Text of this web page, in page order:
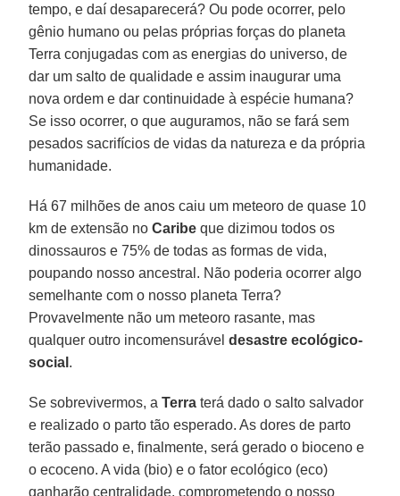
tempo, e daí desaparecerá? Ou pode ocorrer, pelo
gênio humano ou pelas próprias forças do planeta
Terra conjugadas com as energias do universo, de
dar um salto de qualidade e assim inaugurar uma
nova ordem e dar continuidade à espécie humana?
Se isso ocorrer, o que auguramos, não se fará sem
pesados sacrifícios de vidas da natureza e da própria
humanidade.
Há 67 milhões de anos caiu um meteoro de quase 10
km de extensão noCaribe que dizimou todos os
dinossauros e 75% de todas as formas de vida,
poupando nosso ancestral. Não poderia ocorrer algo
semelhante com o nosso planeta Terra?
Provavelmente não um meteoro rasante, mas
qualquer outro incomensuráveldesastre ecológico-
social .
Se sobrevivermos, aTerra terá dado o salto salvador
e realizado o parto tão esperado. As dores de parto
terão passado e, finalmente, será gerado o bioceno e
o ecoceno. A vida (bio) e o fator ecológico (eco)
ganharão centralidade, comprometendo o nosso